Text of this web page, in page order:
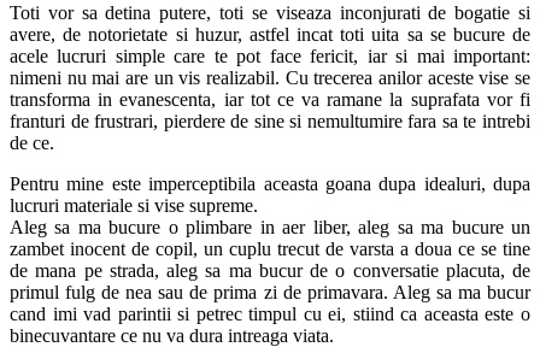
Toti vor sa detina putere, toti se viseaza inconjurati de bogatie si
avere, de notorietate si huzur, astfel incat toti uita sa se bucure de
acele lucruri simple care te pot face fericit, iar si mai important:
nimeni nu mai are un vis realizabil. Cu trecerea anilor aceste vise se
transforma in evanescenta, iar tot ce va ramane la suprafata vor fi
franturi de frustrari, pierdere de sine si nemultumire fara sa te intrebi
de ce.
Pentru mine este imperceptibila aceasta goana dupa idealuri, dupa
lucruri materiale si vise supreme.
Aleg sa ma bucure o plimbare in aer liber, aleg sa ma bucure un
zambet inocent de copil, un cuplu trecut de varsta a doua ce se tine
de mana pe strada, aleg sa ma bucur de o conversatie placuta, de
primul fulg de nea sau de prima zi de primavara. Aleg sa ma bucur
cand imi vad parintii si petrec timpul cu ei, stiind ca aceasta este o
binecuvantare ce nu va dura intreaga viata.